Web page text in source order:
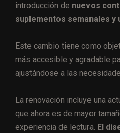
introducción de nuevos
suplementos semanales y
Este cambio tiene como
más accesible y agradable
ajustándose a las
La renovación incluye una
que ahora es de mayor
experiencia de lectura. El